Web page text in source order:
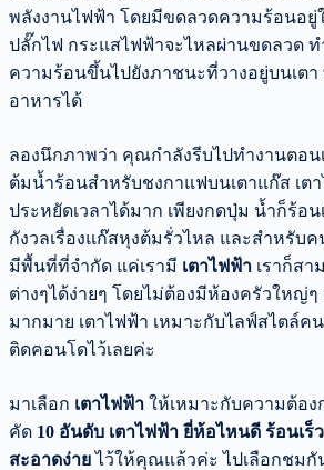
พลังงานไฟฟ้า โดยมีขดลวดความร้อนอยู่ใ
ปลั๊กไฟ กระแสไฟฟ้าจะไหลผ่านขดลวด
ความร้อนขึ้นไปยังภาชนะที่วางอยู่บนเตา
อาหารได้
ลองนึกภาพว่า คุณกำลังรีบไปทำงานตอนเ
ต้มน้ำร้อนสำหรับชงกาแฟบนเตาแก๊ส เต
ประหยัดเวลาได้มาก เพียงกดปุ่ม น้ำก็ร้อน
กังวลเรื่องแก๊สหุงต้มรั่วไหล และสำหรับ
มีพื้นที่ที่จำกัด แค่เรามี เตาไฟฟ้า เราก็สา
ต่างๆได้ง่ายๆ โดยไม่ต้องมีห้องครัวใหญ่
มากมาย เตาไฟฟ้า เหมาะกับไลฟ์สไตล์
ติดคอนโดไว้เลยค่ะ
มาเลือก เตาไฟฟ้า ให้เหมาะกับความต้อ
คัด 10 อันดับ เตาไฟฟ้า ยี่ห้อไหนดี ร้อนเ
สะอาดง่ายไว้ให้คุณแล้วค่ะ ไปเลือกชมกั